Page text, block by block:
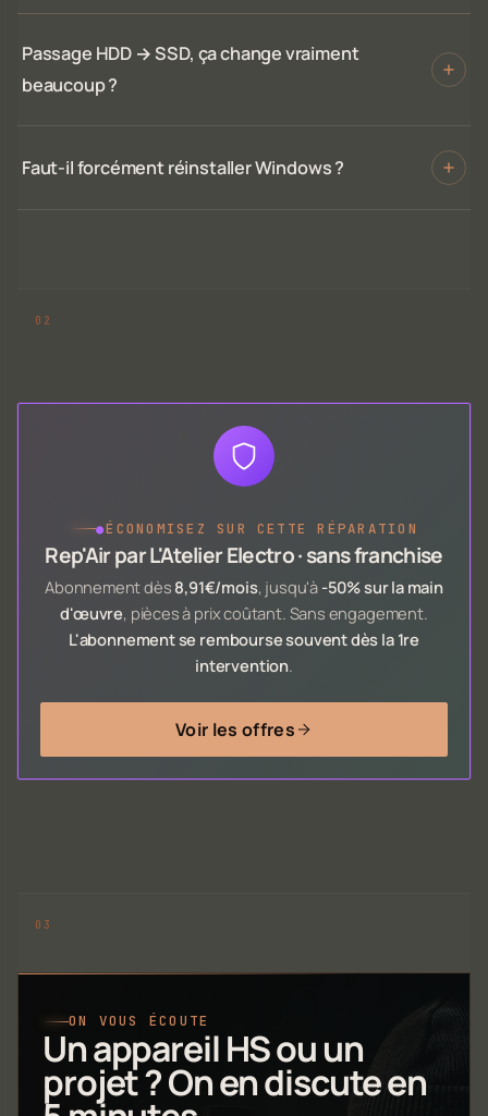
Passage HDD → SSD, ça change vraiment
beaucoup ?
Faut-il forcément réinstaller Windows ?
●ÉCONOMISEZ SUR CETTE RÉPARATION
Rep'Air par L'Atelier Electro · sans franchise
Abonnement dès 8,91€/mois, jusqu'à -50% sur la main
d'œuvre, pièces à prix coûtant. Sans engagement.
L'abonnement se rembourse souvent dès la 1re
intervention.
Voir les offres
ON VOUS ÉCOUTE
Un appareil HS ou un
projet ? On en discute en